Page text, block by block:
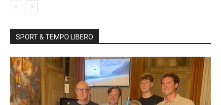
SPORT & TEMPO LIBERO